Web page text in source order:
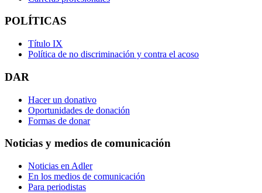
POLÍTICAS
Título IX
Política de no discriminación y contra el acoso
DAR
Hacer un donativo
Oportunidades de donación
Formas de donar
Noticias y medios de comunicación
Noticias en Adler
En los medios de comunicación
Para periodistas